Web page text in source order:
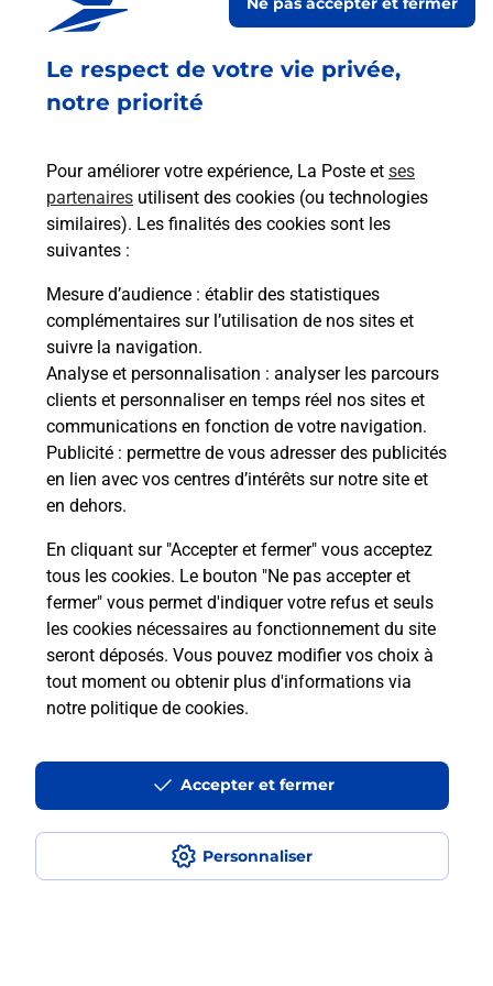
Le respect de votre vie privée,
notre priorité
Pour améliorer votre expérience, La Poste et ses
partenaires utilisent des cookies (ou technologies
similaires). Les finalités des cookies sont les
suivantes :
Mesure d’audience : établir des statistiques
complémentaires sur l’utilisation de nos sites et
suivre la navigation.
Analyse et personnalisation : analyser les parcours
clients et personnaliser en temps réel nos sites et
communications en fonction de votre navigation.
Publicité : permettre de vous adresser des publicités
en lien avec vos centres d’intérêts sur notre site et
en dehors.
En cliquant sur "Accepter et fermer" vous acceptez
tous les cookies. Le bouton "Ne pas accepter et
fermer" vous permet d'indiquer votre refus et seuls
les cookies nécessaires au fonctionnement du site
seront déposés. Vous pouvez modifier vos choix à
tout moment ou obtenir plus d'informations via
notre politique de cookies.
Personnaliser
Accepter et fermer
Envoyer un colis
Vous souhaitez envoyer un colis depuis : GAP R P
(05000) ? Découvrez toutes les solutions
En savoir plus
Foire aux questions
Quel âge minimum faut-il pour
passer le permis bateau ?
Combien coûte le code bateau ?
Combien de temps est valable le
code bateau ?
Peut-on passer le permis bateau
avec le CPF ?